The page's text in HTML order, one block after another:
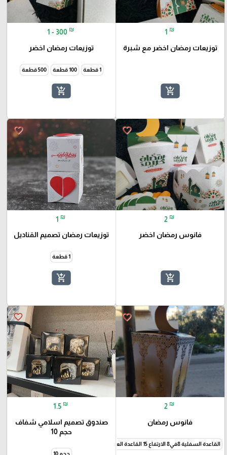
1 ₪
توزيعات رمضان اخضر مع شبرة
add_shopping_cart
1 - 300 ₪
توزيعات رمضان اخضر
1 قطعة 100 قطعة 500 قطعة
add_shopping_cart
favorite_border
2 ₪
فانوس رمضان اخضر
add_shopping_cart
favorite_border
1 ₪
توزيعات رمضان تصميم القناديل
1 قطعة
add_shopping_cart
favorite_border
2 ₪
فانوس رمضان
القاعدة السفلية 8في8 الارتفاع 15 القاعدة العلوية 10في10
favorite_border
1.5 ₪
صندوق تصميم اسلامي شفاف
حجم 10
حجم 10